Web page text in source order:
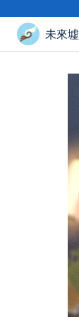
未來墟